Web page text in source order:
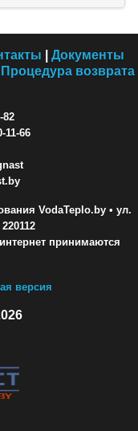
Документы
Процедура возврата
82
11-66
VodaTeplo.by • ул.
принимаются
версия